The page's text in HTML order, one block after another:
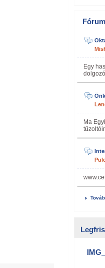
Egy
Ma